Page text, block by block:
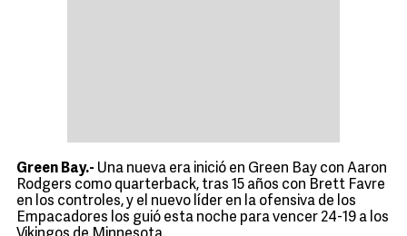
Green Bay.- Una nueva era inició en Green Bay con Aaron
Rodgers como quarterback, tras 15 años con Brett Favre
en los controles, y el nuevo líder en la ofensiva de los
Empacadores los guió esta noche para vencer 24-19 a los